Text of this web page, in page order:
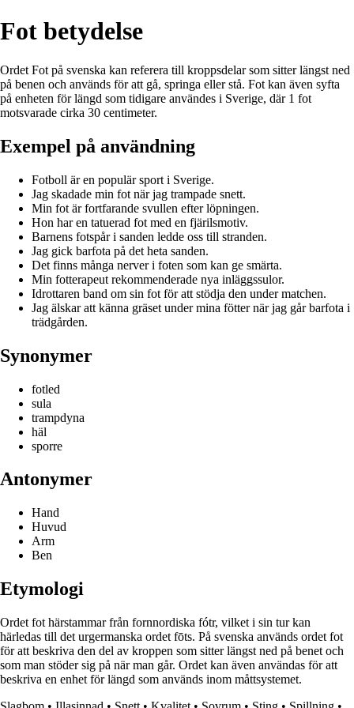
Fot betydelse
Ordet Fot på svenska kan referera till kroppsdelar som sitter längst ned
på benen och används för att gå, springa eller stå. Fot kan även syfta
på enheten för längd som tidigare användes i Sverige, där 1 fot
motsvarade cirka 30 centimeter.
Exempel på användning
Fotboll är en populär sport i Sverige.
Jag skadade min fot när jag trampade snett.
Min fot är fortfarande svullen efter löpningen.
Hon har en tatuerad fot med en fjärilsmotiv.
Barnens fotspår i sanden ledde oss till stranden.
Jag gick barfota på det heta sanden.
Det finns många nerver i foten som kan ge smärta.
Min fotterapeut rekommenderade nya inläggssulor.
Idrottaren band om sin fot för att stödja den under matchen.
Jag älskar att känna gräset under mina fötter när jag går barfota i
trädgården.
Synonymer
fotled
sula
trampdyna
häl
sporre
Antonymer
Hand
Huvud
Arm
Ben
Etymologi
Ordet fot härstammar från fornnordiska fótr, vilket i sin tur kan
härledas till det urgermanska ordet fōts. På svenska används ordet fot
för att beskriva den del av kroppen som sitter längst ned på benet och
som man stöder sig på när man går. Ordet kan även användas för att
beskriva en enhet för längd som används inom måttsystemet.